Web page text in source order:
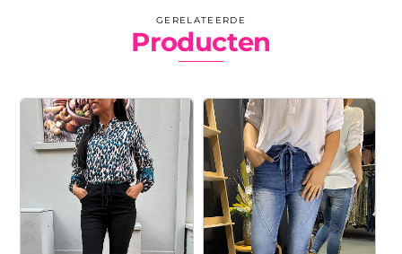
GERELATEERDE
Producten